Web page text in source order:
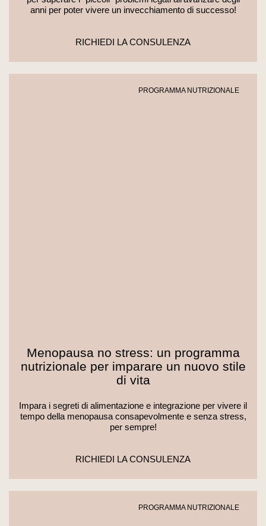
anni per poter vivere un invecchiamento di successo!
RICHIEDI LA CONSULENZA
PROGRAMMA NUTRIZIONALE
Menopausa no stress: un programma
nutrizionale per imparare un nuovo stile
di vita
Impara i segreti di alimentazione e integrazione per vivere il
tempo della menopausa consapevolmente e senza stress,
per sempre!
RICHIEDI LA CONSULENZA
PROGRAMMA NUTRIZIONALE